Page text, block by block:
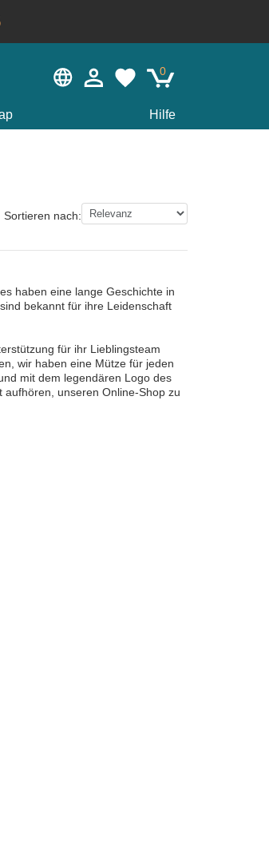
0
Hilfe
Sortieren nach:
haben eine lange Geschichte in
bekannt für ihre Leidenschaft
für ihr Lieblingsteam
wir haben eine Mütze für jeden
mit dem legendären Logo des
unseren Online-Shop zu